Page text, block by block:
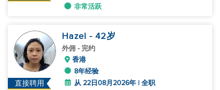
非常活跃
直接聘用
Hazel - 42岁
外佣 - 完约
香港
8年经验
从 22日08月2026年 | 全职